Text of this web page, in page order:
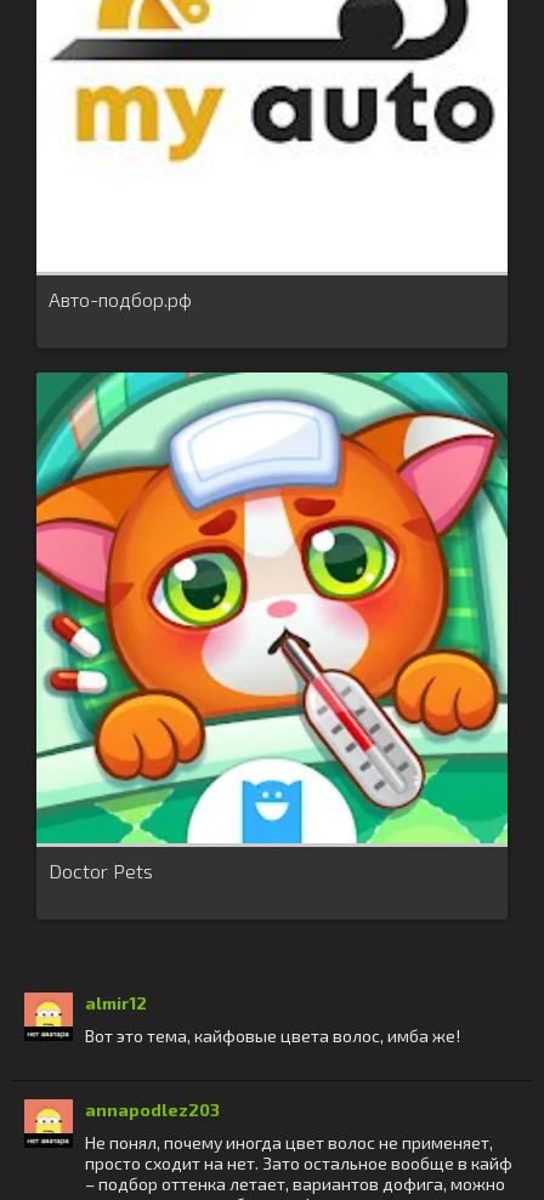
Авто-подбор.рф
Doctor Pets
almir12
Вот это тема, кайфовые цвета волос, имба же!
annapodlez203
Не понял, почему иногда цвет волос не применяет,
просто сходит на нет. Зато остальное вообще в кайф
– подбор оттенка летает, вариантов дофига, можно